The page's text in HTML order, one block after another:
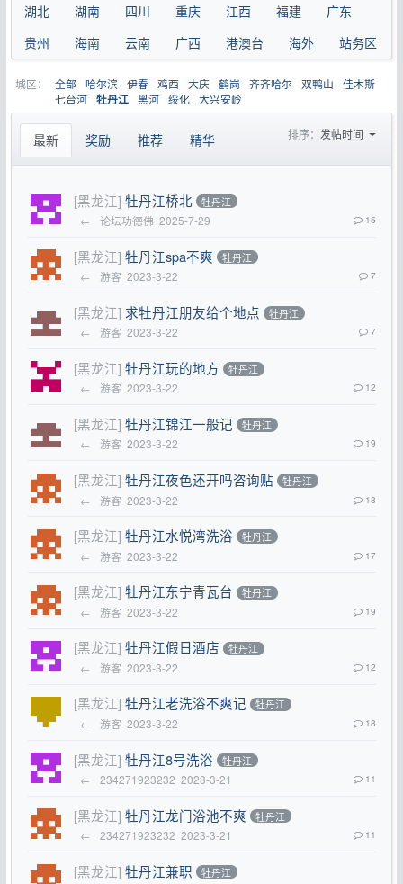
湖北
湖南 四川 重庆 江西 福建
广东
贵州
海南 云南 广西 港澳台 海外 站务区
城区： 全部 哈尔滨 伊春 鸡西 大庆 鹤岗 齐齐哈尔 双鸭山
佳木斯
七台河 牡丹江 黑河 绥化 大兴安岭
最新 奖励 推荐 精华 排序： 发帖时间
[黑龙江] 牡丹江桥北 牡丹江
← 论坛功德佛 2025-7-29 15
[黑龙江] 牡丹江spa不爽 牡丹江
← 游客 2023-3-22 7
[黑龙江] 求牡丹江朋友给个地点 牡丹江
← 游客 2023-3-22 7
[黑龙江] 牡丹江玩的地方 牡丹江
← 游客 2023-3-22 12
[黑龙江] 牡丹江锦江一般记 牡丹江
← 游客 2023-3-22 19
[黑龙江] 牡丹江夜色还开吗咨询贴 牡丹江
← 游客 2023-3-22 18
[黑龙江] 牡丹江水悦湾洗浴 牡丹江
← 游客 2023-3-22 17
[黑龙江] 牡丹江东宁青瓦台 牡丹江
← 游客 2023-3-22 19
[黑龙江] 牡丹江假日酒店 牡丹江
← 游客 2023-3-22 12
[黑龙江] 牡丹江老洗浴不爽记 牡丹江
← 游客 2023-3-22 18
[黑龙江] 牡丹江8号洗浴 牡丹江
← 234271923232 2023-3-21 11
[黑龙江] 牡丹江龙门浴池不爽 牡丹江
← 234271923232 2023-3-21 11
[黑龙江] 牡丹江兼职 牡丹江